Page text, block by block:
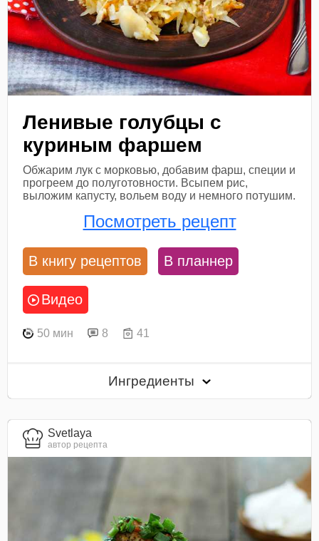
Ленивые голубцы с
куриным фаршем
Обжарим лук с морковью, добавим фарш, специи и
прогреем до полуготовности. Всыпем рис,
выложим капусту, вольем воду и немного потушим.
Посмотреть рецепт
В книгу рецептов В планнер
Видео
50 мин 8 41
Ингредиенты
Svetlaya
автор рецепта